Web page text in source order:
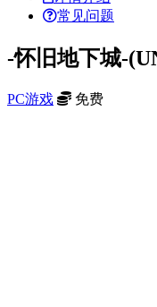
常见问题
-怀旧地下城-
PC游戏 免费